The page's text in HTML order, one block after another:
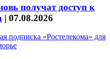
получат доступ к
| 07.08.2026